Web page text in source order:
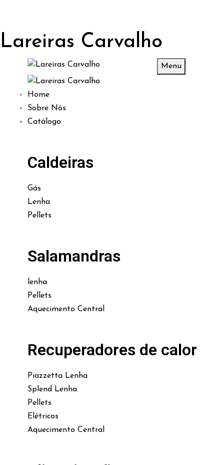
Lareiras Carvalho
Menu
Home
Sobre Nós
Catálogo
Caldeiras
Gás
Lenha
Pellets
Salamandras
lenha
Pellets
Aquecimento Central
Recuperadores de calor
Piazzetta Lenha
Splend Lenha
Pellets
Elétricos
Aquecimento Central